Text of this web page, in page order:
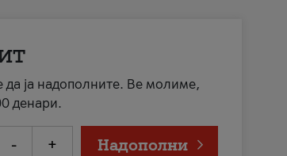
да ја надополните. Ве молиме,
денари.
- + Надополни